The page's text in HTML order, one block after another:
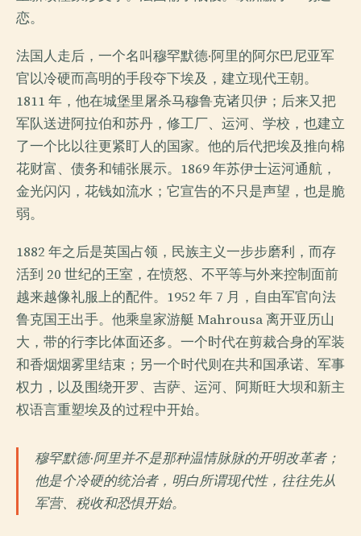
恋。
法国人走后，一个名叫穆罕默德·阿里的阿尔巴尼亚军
官以冷硬而高明的手段夺下埃及，建立现代王朝。
1811 年，他在城堡里屠杀马穆鲁克诸贝伊；后来又把
军队送进阿拉伯和苏丹，修工厂、运河、学校，也建立
了一个比以往更紧盯人的国家。他的后代把埃及推向棉
花财富、债务和铺张展示。1869 年苏伊士运河通航，
金光闪闪，花钱如流水；它宣告的不只是声望，也是脆
弱。
1882 年之后是英国占领，民族主义一步步磨利，而存
活到 20 世纪的王室，在愤怒、不平等与外来控制面前
越来越像礼服上的配件。1952 年 7 月，自由军官向法
鲁克国王出手。他乘皇家游艇 Mahrousa 离开亚历山
大，带的行李比体面还多。一个时代在剪裁合身的军装
和香烟烟雾里结束；另一个时代则在共和国承诺、军事
权力，以及围绕开罗、吉萨、运河、阿斯旺大坝和新主
权语言重塑埃及的过程中开始。
穆罕默德·阿里并不是那种温情脉脉的开明改革者；
他是个冷硬的统治者，明白所谓现代性，往往先从
军营、税收和恐惧开始。